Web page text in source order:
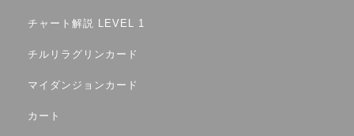
チャート解説 LEVEL 1
チルリラグリンカード
マイダンジョンカード
カート